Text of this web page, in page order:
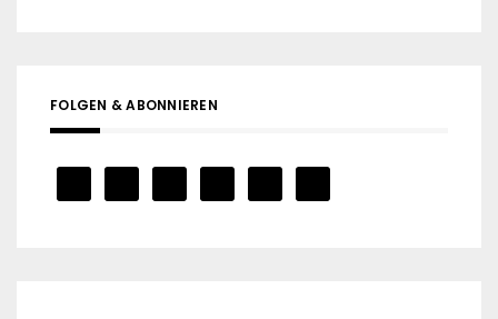
FOLGEN & ABONNIEREN